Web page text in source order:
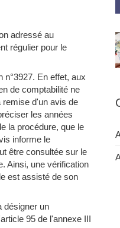
adressé au
régulier pour le
n°3927. En effet, aux
de comptabilité ne
remise d'un avis de
les années
la procédure, que le
informe le
être consultée sur le
Ainsi, une vérification
est assisté de son
désigner un
95 de l'annexe III